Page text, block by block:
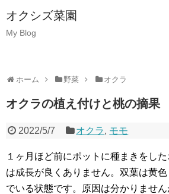
オクシズ菜園
My Blog
ホーム 野菜 オクラ
オクラの植え付けと桃の摘果
2022/5/7 オクラ, モモ
１ヶ月ほど前にポットに種まきをし
は成長が良くありません。双葉は黄
でいる状態です。原因は分かりませ